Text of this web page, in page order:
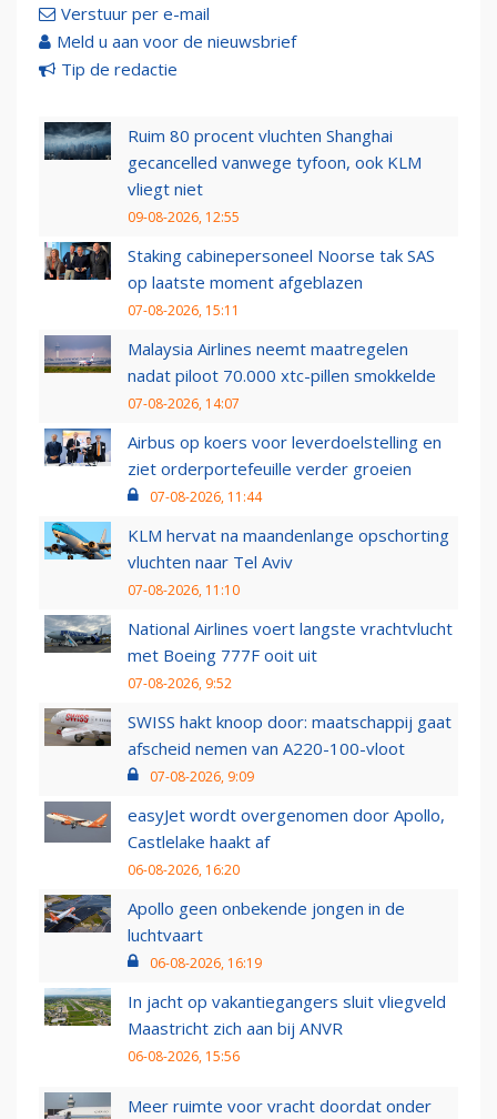
Verstuur per e-mail
Meld u aan voor de nieuwsbrief
Tip de redactie
Ruim 80 procent vluchten Shanghai
gecancelled vanwege tyfoon, ook KLM
vliegt niet
09-08-2026, 12:55
Staking cabinepersoneel Noorse tak SAS
op laatste moment afgeblazen
07-08-2026, 15:11
Malaysia Airlines neemt maatregelen
nadat piloot 70.000 xtc-pillen smokkelde
07-08-2026, 14:07
Airbus op koers voor leverdoelstelling en
ziet orderportefeuille verder groeien
07-08-2026, 11:44
KLM hervat na maandenlange opschorting
vluchten naar Tel Aviv
07-08-2026, 11:10
National Airlines voert langste vrachtvlucht
met Boeing 777F ooit uit
07-08-2026, 9:52
SWISS hakt knoop door: maatschappij gaat
afscheid nemen van A220-100-vloot
07-08-2026, 9:09
easyJet wordt overgenomen door Apollo,
Castlelake haakt af
06-08-2026, 16:20
Apollo geen onbekende jongen in de
luchtvaart
06-08-2026, 16:19
In jacht op vakantiegangers sluit vliegveld
Maastricht zich aan bij ANVR
06-08-2026, 15:56
Meer ruimte voor vracht doordat onder